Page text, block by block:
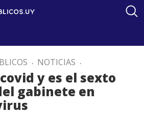
. NOTICIAS .
y es el sexto
gabinete en